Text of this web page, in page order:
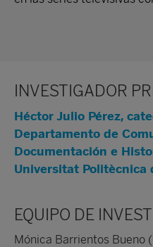
INVESTIGADOR
Héctor Julio Pérez,
Departamento de
Documentación e
Universitat Politècnica
EQUIPO DE
Mónica Barrientos Bueno